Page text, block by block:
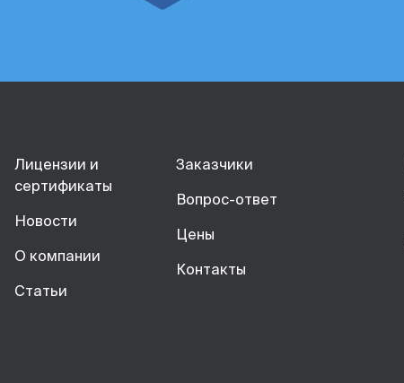
Лицензии и
сертификаты
Новости
О компании
Статьи
Заказчики
Вопрос-ответ
Цены
Контакты